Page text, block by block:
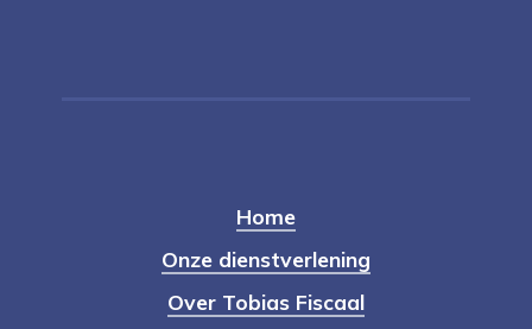
Home
Onze dienstverlening
Over Tobias Fiscaal